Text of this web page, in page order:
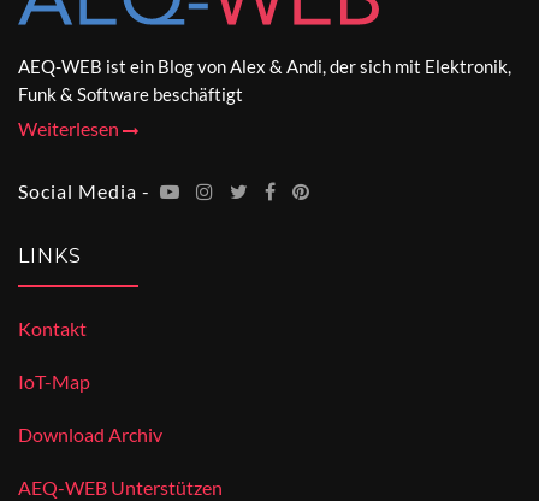
AEQ-WEB ist ein Blog von Alex & Andi, der sich mit Elektronik,
Funk & Software beschäftigt
Weiterlesen
Social Media -
LINKS
Kontakt
IoT-Map
Download Archiv
AEQ-WEB Unterstützen